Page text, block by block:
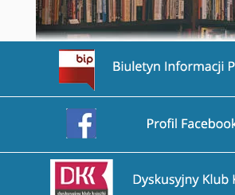
Przejdź na stronę BIP
Przejdź na stronę Facebook
Przejdź na stronę DDK